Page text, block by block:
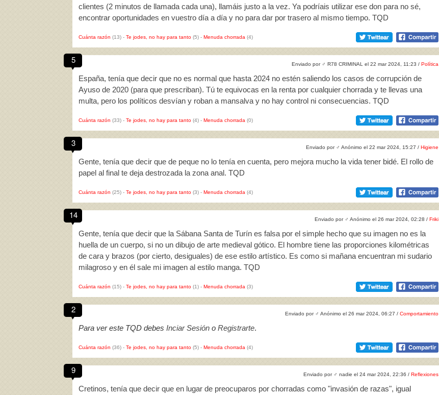
clientes (2 minutos de llamada cada una), llamáis justo a la vez. Ya podríais utilizar ese don para no sé,
encontrar oportunidades en vuestro día a día y no para dar por trasero al mismo tiempo. TQD
Cuánta razón (13) - Te jodes, no hay para tanto (5) - Menuda chorrada (4)
5 Enviado por ♂ R78 CRIMINAL el 22 mar 2024, 11:23 / Política
España, tenía que decir que no es normal que hasta 2024 no estén saliendo los casos de corrupción de
Ayuso de 2020 (para que prescriban). Tú te equivocas en la renta por cualquier chorrada y te llevas una
multa, pero los políticos desvían y roban a mansalva y no hay control ni consecuencias. TQD
Cuánta razón (33) - Te jodes, no hay para tanto (4) - Menuda chorrada (0)
3 Enviado por ♂ Anónimo el 22 mar 2024, 15:27 / Higiene
Gente, tenía que decir que de peque no lo tenía en cuenta, pero mejora mucho la vida tener bidé. El rollo de
papel al final te deja destrozada la zona anal. TQD
Cuánta razón (25) - Te jodes, no hay para tanto (3) - Menuda chorrada (4)
14 Enviado por ♂ Anónimo el 26 mar 2024, 02:28 / Friki
Gente, tenía que decir que la Sábana Santa de Turín es falsa por el simple hecho que su imagen no es la
huella de un cuerpo, si no un dibujo de arte medieval gótico. El hombre tiene las proporciones kilométricas
de cara y brazos (por cierto, desiguales) de ese estilo artístico. Es como si mañana encuentran mi sudario
milagroso y en él sale mi imagen al estilo manga. TQD
Cuánta razón (15) - Te jodes, no hay para tanto (1) - Menuda chorrada (3)
2 Enviado por ♂ Anónimo el 26 mar 2024, 06:27 / Comportamiento
Para ver este TQD debes Inciar Sesión o Registrarte.
Cuánta razón (36) - Te jodes, no hay para tanto (5) - Menuda chorrada (4)
9 Enviado por ♂ nadie el 24 mar 2024, 22:36 / Reflexiones
Cretinos, tenía que decir que en lugar de preocuparos por chorradas como "invasión de razas", igual